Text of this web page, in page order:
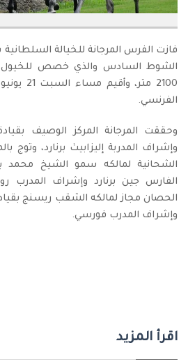
فازت الفرس المرجانة للخيالة السلطانية
الشوط السادس والذي خصص للخيول
الفرنسي.
وحققت المرجانة المركز الوصيف
وإشراف المدربة إليزابيث برنارد، وتوج
الشحانية لمالكه سمو الشيخ محمد
الفارس جين برنارد وإشراف المدرب
الحصان مجاز لمالكه الشقب ريسنج
وإشراف المدرب فورسي.
اقرأ المزيد